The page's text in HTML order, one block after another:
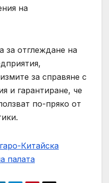
на
за отглеждане на
за справяне с
и гарантиране, че
по-пряко от
Китайска
палaта